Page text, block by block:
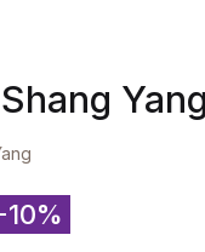
10%